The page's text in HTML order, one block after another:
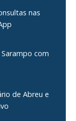
nas
com
de Abreu e